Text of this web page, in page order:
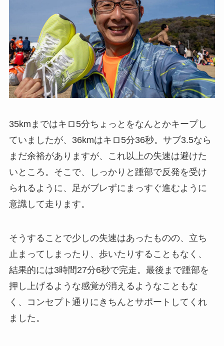
35kmまではキロ5分ちょっとをなんとかキープし
ていましたが、36kmはキロ5分36秒。サブ3.5なら
まだ余裕がありますが、これ以上の失速は避けた
いところ。そこで、しっかりと踵部で反発を受け
られるように、足がブレずにまっすぐ進むように
意識して走ります。
そうすることで少しの失速はあったものの、立ち
止まってしまったり、歩いたりすることもなく、
結果的には3時間27分6秒で完走。最後まで踵部を
押し上げるような感覚が消えるようなこともな
く、コンセプト通りにきちんとサポートしてくれ
ました。